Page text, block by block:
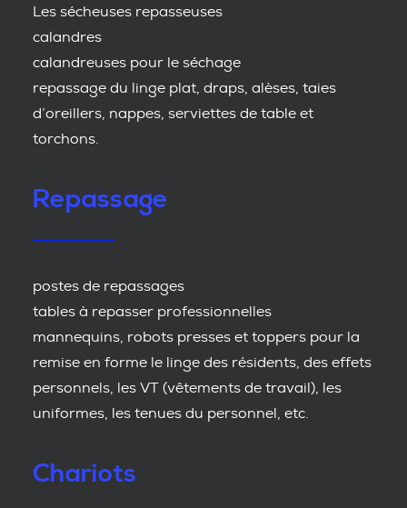
Les sécheuses repasseuses
calandres
calandreuses pour le séchage
repassage du linge plat, draps, alèses, taies
d’oreillers, nappes, serviettes de table et
torchons.
Repassage
postes de repassages
tables à repasser professionnelles
mannequins, robots presses et toppers pour la
remise en forme le linge des résidents, des effets
personnels, les VT (vêtements de travail), les
uniformes, les tenues du personnel, etc.
Chariots